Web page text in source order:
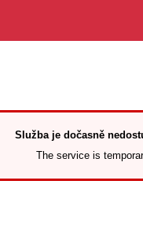
Služba je dočasně
The service is